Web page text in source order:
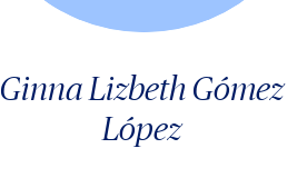
Ginna Lizbeth Gómez
López